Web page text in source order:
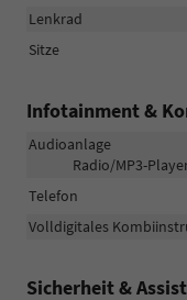
Lenkrad
Sitze
Infotainment &
Audioanlage
Radio/MP3-
Telefon
Volldigitales
Sicherheit &